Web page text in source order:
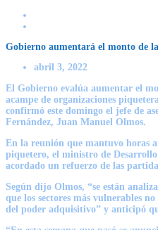
Gobierno aumentará el monto de
abril 3, 2022
El Gobierno evalúa aumentar el
acampe de organizaciones
confirmó este domingo el jefe de
Fernández, Juan Manuel Olmos.
En la reunión que mantuvo horas
piquetero, el ministro de
acordado un refuerzo de las
Según dijo Olmos, “se están
que los sectores más vulnerables
del poder adquisitivo” y anticipó